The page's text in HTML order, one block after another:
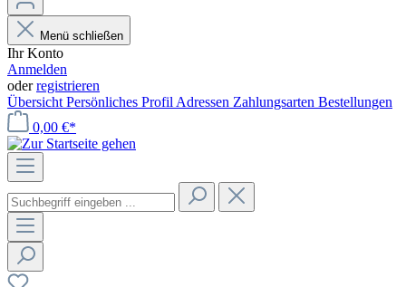
Menü schließen
Ihr Konto
Anmelden
oderregistrieren
Übersicht Persönliches Profil Adressen Zahlungsarten Bestellungen
0,00 €*